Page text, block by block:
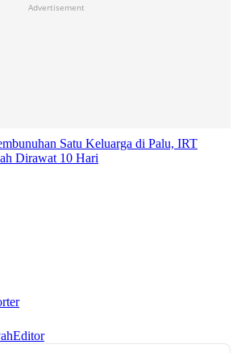
Advertisement
Satu Keluarga di Palu, IRT
Dirawat 10 Hari
Editor